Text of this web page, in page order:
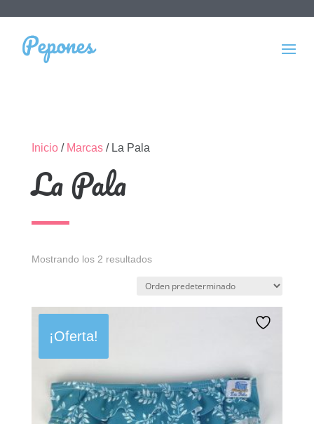
Inicio/ Marcas/ La Pala
La Pala
Mostrando los 2 resultados
¡Oferta!